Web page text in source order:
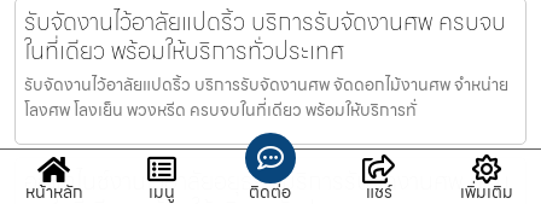
รับจัดงานไว้อาลัยแปดริ้ว บริการรับจัดงานศพ ครบจบ
ในที่เดียว พร้อมให้บริการทั่วประเทศ
รับจัดงานไว้อาลัยแปดริ้ว บริการรับจัดงานศพ จัดดอกไม้งานศพ จำหน่าย
โลงศพ โลงเย็น พวงหรีด ครบจบในที่เดียว พร้อมให้บริการทั่
ออแกไนซ์งานไว้อาลัยอยุธยา บริการรับจัดงานศพ ครบ
หน้าหลัก เมนู ติดต่อ แชร์ เพิ่มเติม